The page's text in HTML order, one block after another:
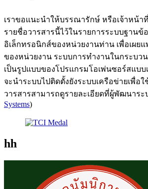
เราขอแนะนำให้บรรณารักษ์ หรือเจ้าหน้า
รายชื่อวารสารนี้ไว้ในรายการระบบฐานข้
อิเล็กทรอนิกส์ของหน่วยงานท่าน เพื่อเผย
ของหน่วยงาน ระบบการทำงานในกระบว
เป็นรูปแบบของโปรแกรมโอเพ่นซอร์สแบ
จะนำระบบไปติดตั้งยังระบบเครือข่ายเพื่อ
วารสารสามารถดูรายละเอียดที่ผู้พัฒนาระ
Systems)
hh